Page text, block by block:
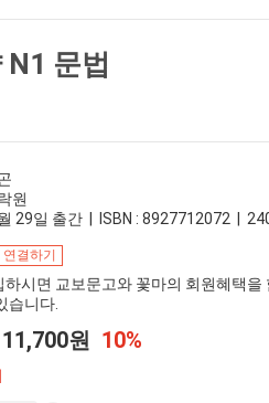
문법
원
29일 출간 | ISBN : 8927712072 |
결하기
하시면 교보문고와 꽃마의 회원혜택을
습니다.
11,700원 10%